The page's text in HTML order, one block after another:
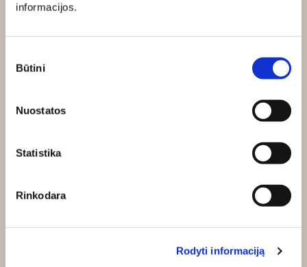
informacijos.
pasirinkimas
Būtini
Nuostatos
Statistika
Rinkodara
Rodyti informaciją
Salonams
Partnerių salonams
Parduotuvės taisyklės
Privatumo politika kandidatams
Apmokėjimas